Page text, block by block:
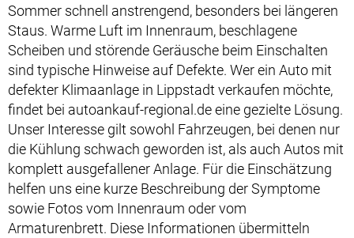
Sommer schnell anstrengend, besonders bei längeren
Staus. Warme Luft im Innenraum, beschlagene
Scheiben und störende Geräusche beim Einschalten
sind typische Hinweise auf Defekte. Wer ein Auto mit
defekter Klimaanlage in Lippstadt verkaufen möchte,
findet bei autoankauf-regional.de eine gezielte Lösung.
Unser Interesse gilt sowohl Fahrzeugen, bei denen nur
die Kühlung schwach geworden ist, als auch Autos mit
komplett ausgefallener Anlage. Für die Einschätzung
helfen uns eine kurze Beschreibung der Symptome
sowie Fotos vom Innenraum oder vom
Armaturenbrett. Diese Informationen übermitteln